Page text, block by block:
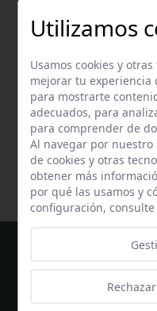
Encuentra
Utilizamos
Usamos cookies y
mejorar tu experiencia
para mostrarte
adecuados, para
para comprender de
Al navegar por
de cookies y otras
obtener más
por qué las usamos y
configuración,